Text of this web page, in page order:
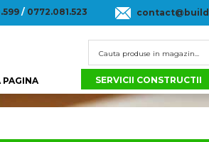
/ 0772.081.523
PAGINA SERVICII CONSTRUCTII